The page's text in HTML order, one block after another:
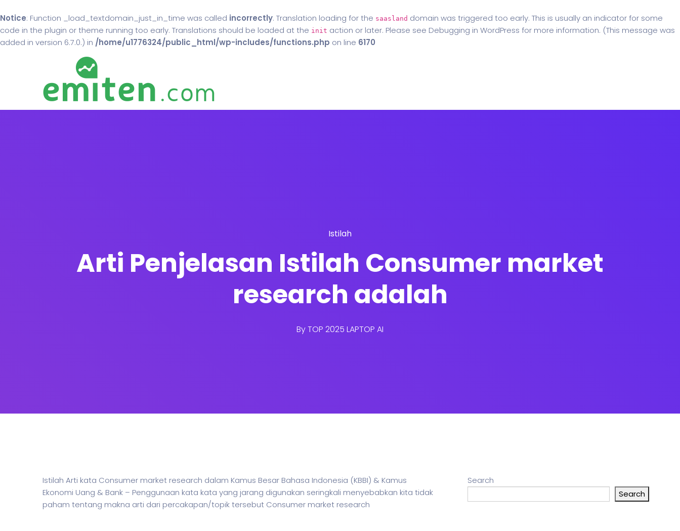
Notice: Function _load_textdomain_just_in_time was called incorrectly. Translation loading for the saasland domain was triggered too early. This is usually an indicator for some
code in the plugin or theme running too early. Translations should be loaded at the init action or later. Please see Debugging in WordPress for more information. (This message was
added in version 6.7.0.) in /home/u1776324/public_html/wp-includes/functions.php on line 6170
Istilah
Arti Penjelasan Istilah Consumer market
research adalah
ByTOP 2025 LAPTOP AI
Istilah Arti kata Consumer market research dalam Kamus Besar Bahasa Indonesia (KBBI) & Kamus
Ekonomi Uang & Bank – Penggunaan kata kata yang jarang digunakan seringkali menyebabkan kita tidak
paham tentang makna arti dari percakapan/topik tersebut Consumer market research
Search
Search